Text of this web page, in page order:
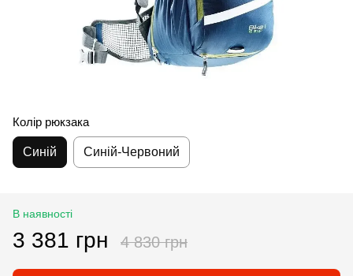
Колір рюкзака
Синій Синій-Червоний
В наявності
3 381 грн 4 830 грн